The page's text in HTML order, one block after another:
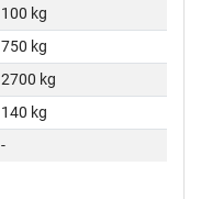
100 kg
750 kg
2700 kg
140 kg
-